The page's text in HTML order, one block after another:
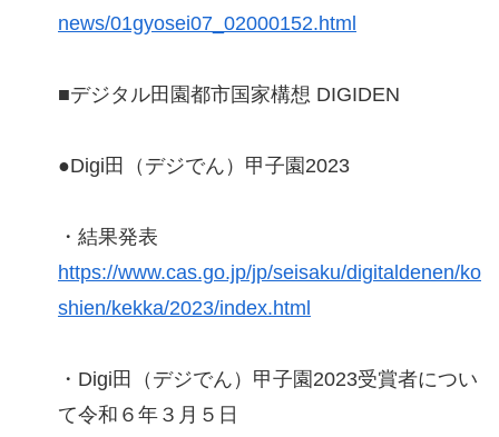
news/01gyosei07_02000152.html
■デジタル田園都市国家構想 DIGIDEN
●Digi田（デジでん）甲子園2023
・結果発表
https://www.cas.go.jp/jp/seisaku/digitaldenen/ko
shien/kekka/2023/index.html
・Digi田（デジでん）甲子園2023受賞者につい
て令和６年３月５日